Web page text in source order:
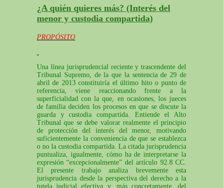
¿A quién quieres más? (Interés del
menor y custodia compartida)
PROPÓSITO
Una línea jurisprudencial reciente y trascendente del
Tribunal Supremo, de la que la sentencia de 29 de
abril de 2013 constituiría el último hito o punto de
referencia, viene reaccionando frente a la
superficialidad con la que, en ocasiones, los jueces
de familia deciden los procesos en que se discute la
guarda y custodia compartida. Entiende el Alto
Tribunal que se debe valorar realmente el principio
de protección del interés del menor, motivando
suficientemente la conveniencia de que se establezca
o no la custodia compartida. La citada jurisprudencia
puntualiza, igualmente, cómo ha de interpretarse la
expresión “excepcionalmente” del artículo 92.8 CC.
El presente trabajo analiza brevemente esta
jurisprudencia desde la perspectiva del derecho a la
tutela judicial efectiva y, más concretamente, del